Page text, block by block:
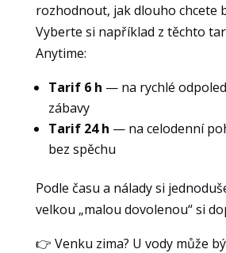
rozhodnout, jak dlouho chcete
Vyberte si například z těchto
Anytime:
Tarif 6 h — na rychlé
zábavy
Tarif 24 h — na celodenní
bez spěchu
Podle času a nálady si
velkou „malou dovolenou“ si
👉 Venku zima? U vody může